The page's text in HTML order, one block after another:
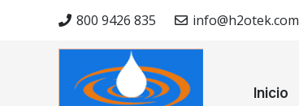
800 9426 835 info@h2otek.com
Inicio